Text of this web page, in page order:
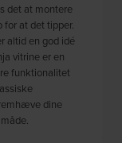
det at montere
at det tipper.
altid en god idé
vitrine er en
funktionalitet
dine